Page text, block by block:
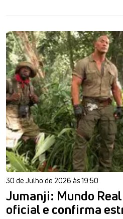
30 de Julho de 2026 às 19:50
Jumanji: Mundo
oficial e confirma